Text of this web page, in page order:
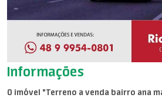
Informações
O imóvel "Terreno a venda bairro ana